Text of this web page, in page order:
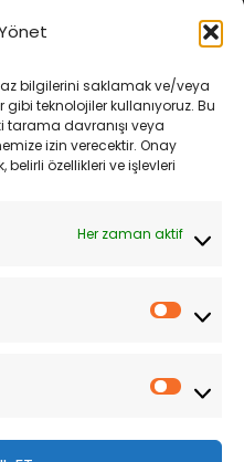
bilgilerini saklamak ve/veya
teknolojiler kullanıyoruz. Bu
tarama davranışı veya
izin verecektir. Onay
özellikleri ve işlevleri
Her zaman aktif